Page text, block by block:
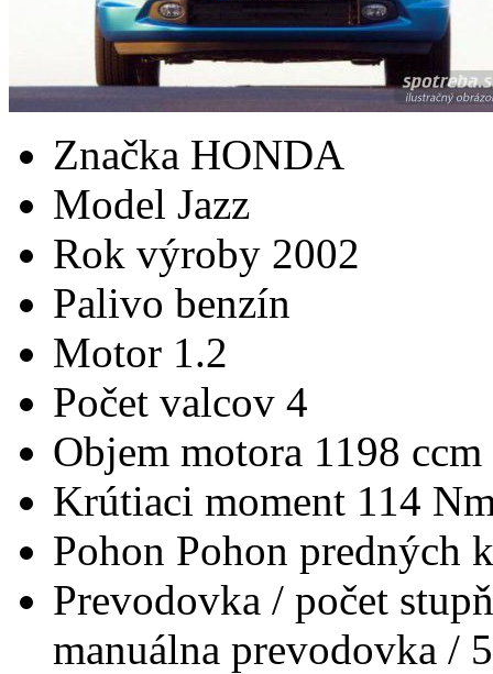
Značka HONDA
Model Jazz
Rok výroby 2002
Palivo benzín
Motor 1.2
Počet valcov 4
Objem motora 1198 ccm
Krútiaci moment 114
Pohon Pohon predných
Prevodovka / počet
manuálna prevodovka / 5